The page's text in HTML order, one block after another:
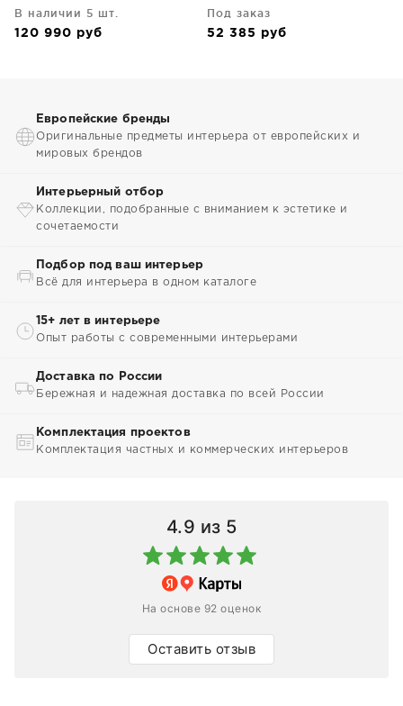
В наличии 5 шт.
120 990 руб
Под заказ
52 385 руб
Европейские бренды
Оригинальные предметы интерьера от европейских и
мировых брендов
Интерьерный отбор
Коллекции, подобранные с вниманием к эстетике и
сочетаемости
Подбор под ваш интерьер
Всё для интерьера в одном каталоге
15+ лет в интерьере
Опыт работы с современными интерьерами
Доставка по России
Бережная и надежная доставка по всей России
Комплектация проектов
Комплектация частных и коммерческих интерьеров
4.9 из 5
На основе 92 оценок
Оставить отзыв